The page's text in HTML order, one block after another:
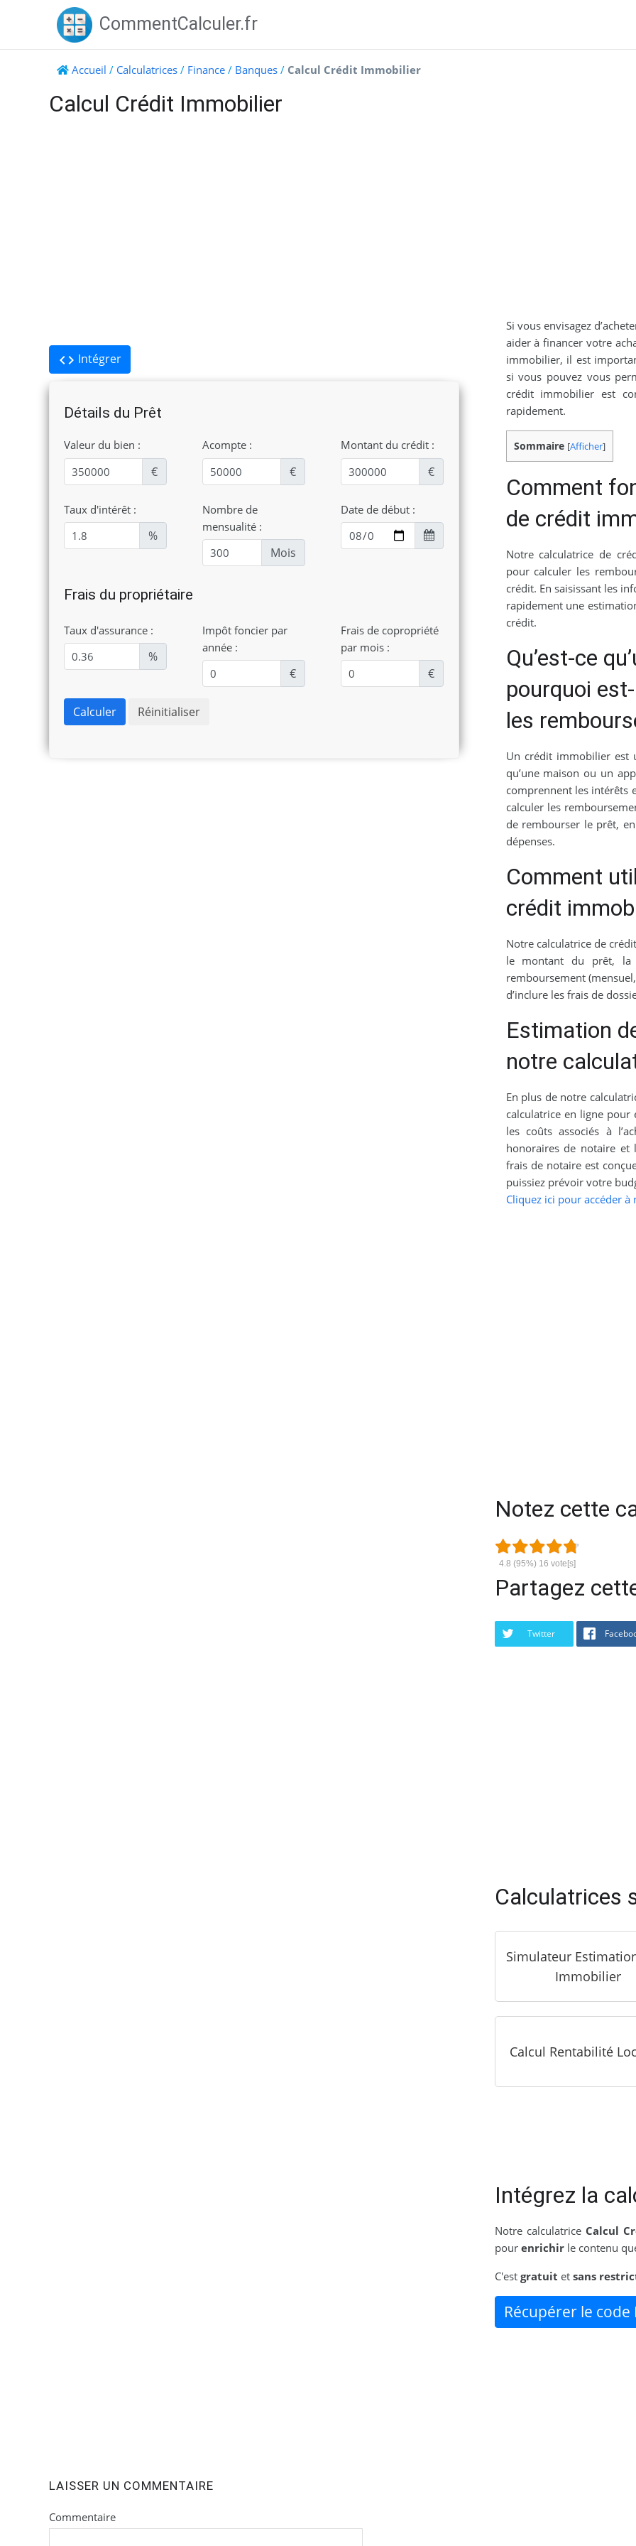
CommentCalculer.fr
Accueil / Calculatrices / Finance / Banques / Calcul Crédit Immobilier
Calcul Crédit Immobilier
code Intégrer
Détails du Prêt
Valeur du bien :
€
Acompte :
€
Montant du crédit :
€
Taux d'intérêt :
%
Nombre de
mensualité :
Mois
Date de début :
Frais du propriétaire
Taux d'assurance :
%
Impôt foncier par
année :
€
Frais de copropriété
par mois :
€
Calculer Réinitialiser
Si vous envisagez
aider à financer votre
immobilier, il est
si vous pouvez vous
crédit immobilier est
rapidement.
Sommaire [Afficher]
Comment
de crédit
Notre calculatrice de
pour calculer les
crédit. En saisissant les
rapidement une
crédit.
Qu’est-ce
pourquoi
les
Un crédit immobilier est
qu’une maison ou un
comprennent les intérêts
calculer les
de rembourser le prêt,
dépenses.
Comment
crédit
Notre calculatrice de
le montant du prêt,
remboursement
d’inclure les frais de
Estimation
notre
En plus de notre
calculatrice en ligne
les coûts associés à
honoraires de notaire et
frais de notaire est
puissiez prévoir votre
Cliquez ici pour accéder
Notez cette
4.8 (95%) 16 vote[s]
Partagez
Twitter
Calculatrices
Simulateur
Immobilier
Calcul Rentabilité
Intégrez la
Notre calculatrice Calcul
pour enrichirle contenu
C'est gratuit et sans
Récupérer le code
LAISSER UN COMMENTAIRE
Commentaire